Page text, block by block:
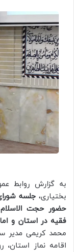
به گزارش روابط
بختیاری، جلسه
حضور حجت الاسلام
فقیه در استان و
محمد کریمی مدیر
اقامه نماز